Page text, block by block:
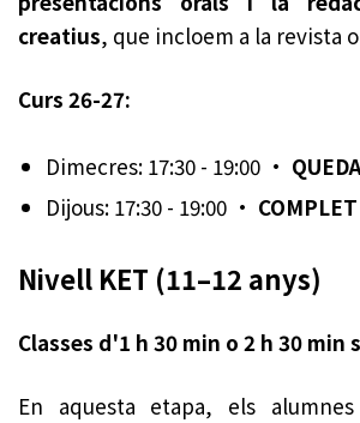
creatius, que incloem a la revista
Curs 26-27:
Dimecres: 17:30 - 19:00 ·
Dijous: 17:30 - 19:00 · COMPLET
Nivell KET (11–12 anys)
Classes d'1 h 30 min o 2 h 30 min
En aquesta etapa, els